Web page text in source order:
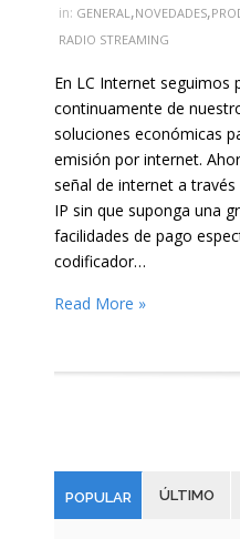
in: GENERAL,NOVEDADES,
RADIO STREAMING
En LC Internet seguimos
continuamente de
soluciones económicas
emisión por internet.
señal de internet a
IP sin que suponga una
facilidades de pago
codificador…
Read More »
POPULAR ÚLTIMO